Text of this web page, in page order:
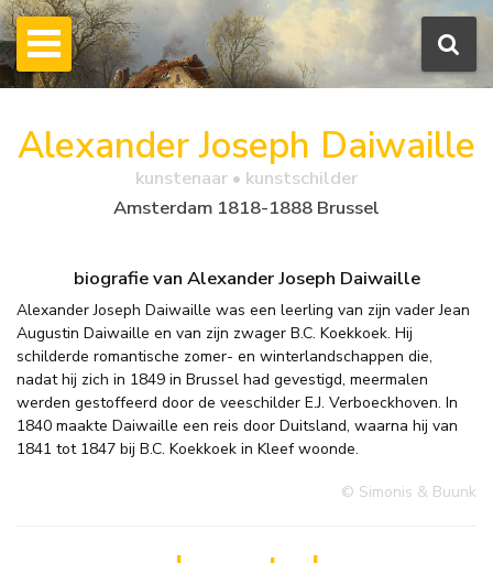
Alexander Joseph Daiwaille
kunstenaar • kunstschilder
Amsterdam 1818-1888 Brussel
biografie van Alexander Joseph Daiwaille
Alexander Joseph Daiwaille was een leerling van zijn vader Jean
Augustin Daiwaille en van zijn zwager B.C. Koekkoek. Hij
schilderde romantische zomer- en winterlandschappen die,
nadat hij zich in 1849 in Brussel had gevestigd, meermalen
werden gestoffeerd door de veeschilder E.J. Verboeckhoven. In
1840 maakte Daiwaille een reis door Duitsland, waarna hij van
1841 tot 1847 bij B.C. Koekkoek in Kleef woonde.
© Simonis & Buunk